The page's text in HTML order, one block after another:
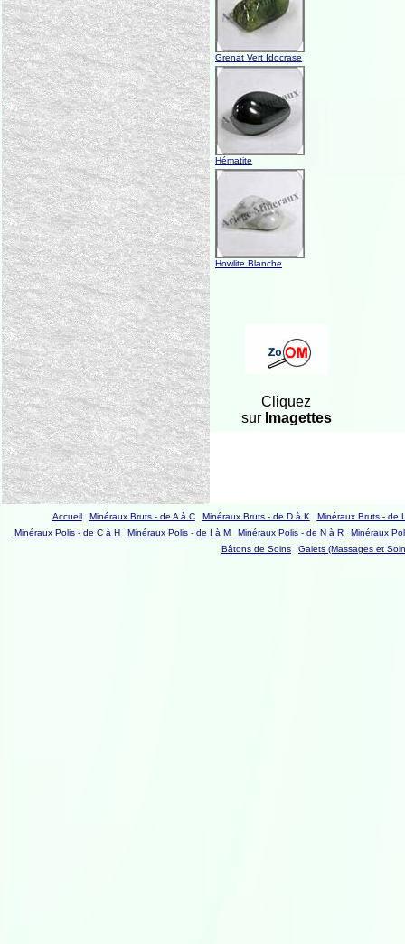
Grenat Vert Idocrase
Hématite
Howlite Blanche
Cliquez
surImagettes
Accueil Minéraux Bruts - de A à C Minéraux Bruts - de D à K
Minéraux Bruts - de
Minéraux Polis - de C à H
Minéraux Polis - de I à M Minéraux Polis - de N à R
Minéraux
Bâtons de Soins
Galets (Massages et